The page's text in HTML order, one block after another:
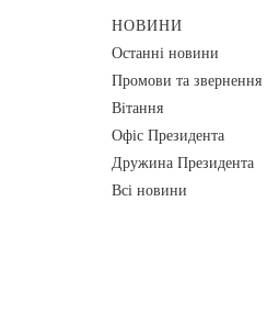
НОВИНИ
Останні новини
Промови та звернення
Вiтання
Офіс Президента
Дружина Президента
Всі новини